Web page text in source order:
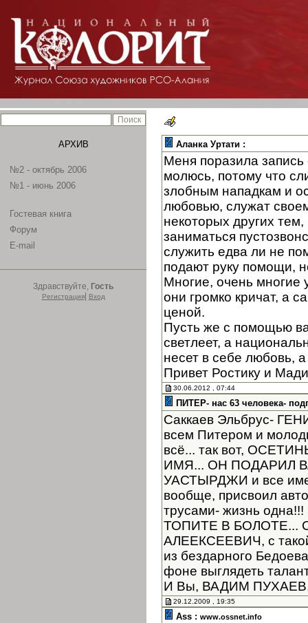
АРХИВ
№2 - октябрь 2006
№1 - июнь 2006
Гостевая книга
Форум
E-mail
Здравствуйте, Гость
Регистрация| Вход
Аланка Уртати :
Меня поразила
молюсь, потому что
злобным нападкам и
любовью, служат
некоторых других
заниматься
служить едва ли не
подают руку помощи,
Многие, очень многие
они громко кричат, а
ценой.
Пусть же с помощью
светлеет, а
несет в себе любовь,
Привет Ростику и
30.06.2012 , 07:44
ПИТЕР- нас 63 человека-
Саккаев Эльбрус-
всем Питером и
всё... так вот,
ИМЯ... ОН ПОДАРИЛ
УАСТЫРДЖИ и все
вообще, присвоил
трусами- жизнь
ТОПИТЕ В БОЛОТЕ...
АЛЕЕКСЕЕВИЧ, с такой
из бездарного
фоне выглядеть
И Вы, ВАДИМ ПУХАЕВ,
29.12.2009 , 19:35
Ass : www.ossnet.info